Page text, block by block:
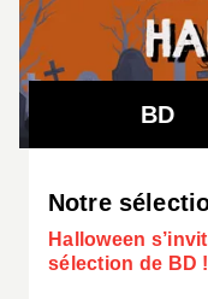
BD
Notre
Halloween
sélection de BD !